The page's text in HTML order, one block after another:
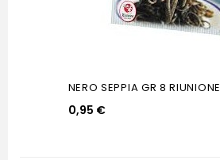
NERO SEPPIA GR 8 RIUNIONE
0,95 €